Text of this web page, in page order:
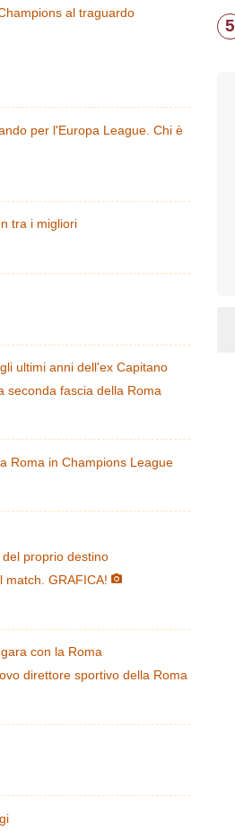
al traguardo
per l'Europa League. Chi è
tra i migliori
ultimi anni dell'ex Capitano
seconda fascia della Roma
Roma in Champions League
proprio destino
match. GRAFICA!
con la Roma
direttore sportivo della Roma
5